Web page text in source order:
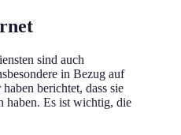
sind auch
in Bezug auf
berichtet, dass sie
haben. Es ist wichtig, die